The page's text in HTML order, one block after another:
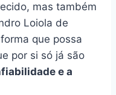
mas também
Loiola de
que possa
por si só já são
e a